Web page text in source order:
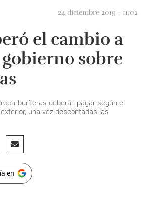
24 diciembre 2019 - 11:02
el cambio a
sobre
deberán pagar según el
una vez descontadas las
en